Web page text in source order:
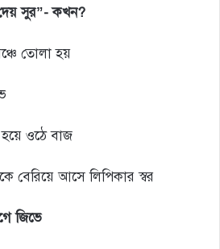
সুর”- কখন?
তোলা হয়
হয়ে ওঠে বাজ
বেরিয়ে আসে লিপিকার স্বর
জিভে